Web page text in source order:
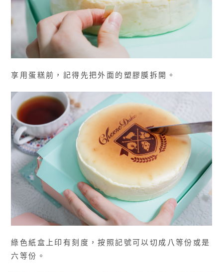
享用蛋糕前，記得先把外面的塑膠膜拆開。
綠色紙盒上印有刻度，按照記號可以切成八等份或是
六等份。